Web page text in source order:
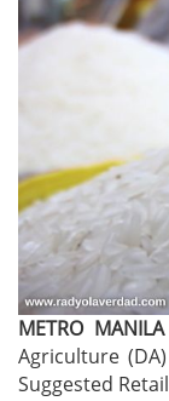
METRO MANILA
Agriculture
Suggested